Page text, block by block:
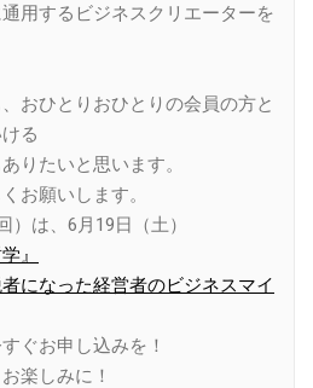
用するビジネスクリエーターを
おひとりおひとりの会員の方と
る
りたいと思います。
お願いします。
は、6月19日（土）
』
になった経営者のビジネスマイ
ぐお申し込みを！
楽しみに！